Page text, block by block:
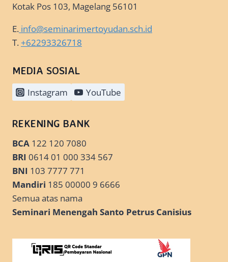
Kotak Pos 103, Magelang 56101
E. info@seminarimertoyudan.sch.id
T.+62293326718
MEDIA SOSIAL
Instagram YouTube
REKENING BANK
BCA 122 120 7080
BRI 0614 01 000 334 567
BNI 103 7777 771
Mandiri 185 00000 9 6666
Semua atas nama
Seminari Menengah Santo Petrus Canisius